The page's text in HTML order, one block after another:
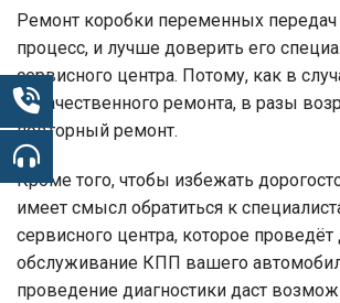
Ремонт коробки переменных
процесс, и лучше доверить его
сервисного центра. Потому, как в
некачественного ремонта, в разы
повторный ремонт.
Кроме того, чтобы избежать
имеет смысл обратиться к
сервисного центра, которое проведёт
обслуживание КПП вашего
проведение диагностики даст